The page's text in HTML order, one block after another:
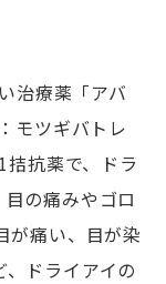
治療薬「アバ
モツギバトレ
拮抗薬で、ドラ
の痛みやゴロ
が痛い、目が染
ドライアイの